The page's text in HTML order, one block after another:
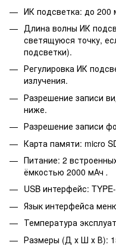
ИК подсветка: до 200
Длина волны ИК
светящуюся точку,
подсветки).
Регулировка ИК
излучения.
Разрешение записи
ниже.
Разрешение записи
Карта памяти: micro
Питание: 2
ёмкостью 2000 мАч .
USB интерфейс:
Язык интерфейса
Температура
Размеры (Д х Ш х В):